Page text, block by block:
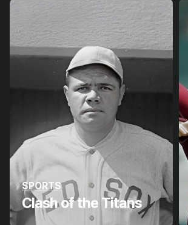
SPORTS
Clash of the Titans